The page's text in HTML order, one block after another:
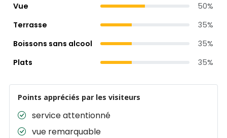
Vue
50%
Terrasse
35%
Boissons sans alcool
35%
Plats
35%
Points appréciés par les visiteurs
service attentionné
vue remarquable